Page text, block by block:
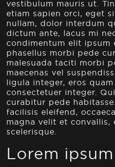
vestibulum mauris ut.
etiam sapien orci, eget
nullam, dolor interdum
dictum ante, lacus mi
condimentum elit ipsum
phasellus morbi pede
malesuada taciti morbi
maecenas vel
ligula integer, eros
consectetuer integer.
curabitur pede
facilisis eleifend,
magna velit et convallis,
scelerisque.
Lorem